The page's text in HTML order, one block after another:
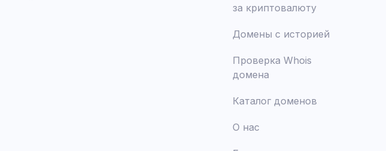
за криптовалюту
Домены с историей
Проверка Whois
домена
Каталог доменов
О нас